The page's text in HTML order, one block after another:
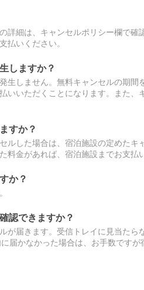
詳細は、キャンセルポリシー欄で確
払いください。
しますか？
生しません。無料キャンセルの期間
いいただくことになります。また、
すか？
ルした場合は、宿泊施設の定めたキ
金があれば、宿泊施設までお支払
か？
認できますか？
が届きます。受信トレイに見当たら
届かなかった場合は、お手数です